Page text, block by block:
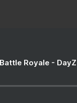
Royale - DayZ